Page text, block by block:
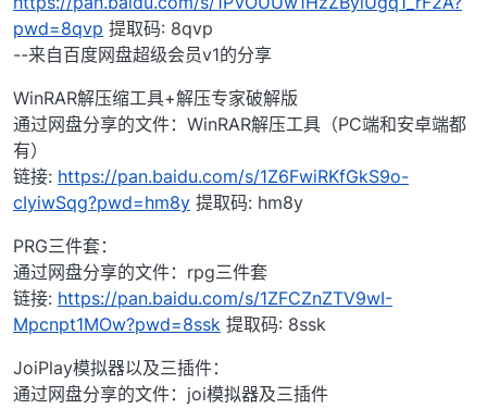
pwd=8qvp 提取码: 8qvp
--来自百度网盘超级会员v1的分享
WinRAR解压缩工具+解压专家破解版
通过网盘分享的文件：WinRAR解压工具（PC端和安卓端都
有）
链接: https://pan.baidu.com/s/1Z6FwiRKfGkS9o-
cIyiwSqg?pwd=hm8y 提取码: hm8y
PRG三件套：
通过网盘分享的文件：rpg三件套
链接: https://pan.baidu.com/s/1ZFCZnZTV9wI-
Mpcnpt1MOw?pwd=8ssk 提取码: 8ssk
JoiPlay模拟器以及三插件：
通过网盘分享的文件：joi模拟器及三插件